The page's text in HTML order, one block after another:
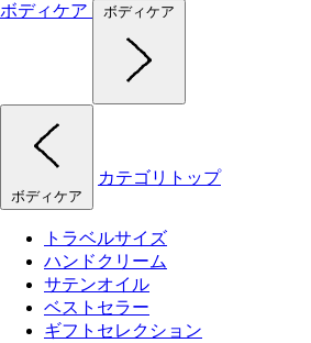
ボディケア
ボディケア
ボディケア
カテゴリトップ
トラベルサイズ
ハンドクリーム
サテンオイル
ベストセラー
ギフトセレクション